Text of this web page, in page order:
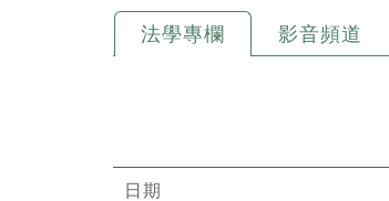
法學專欄 影音頻道
日期